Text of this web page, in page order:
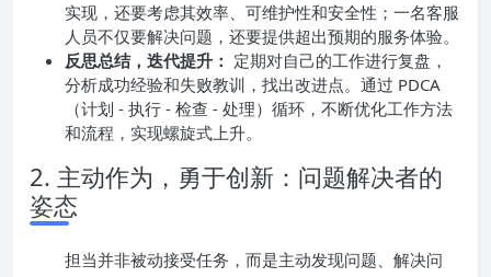
实现，还要考虑其效率、可维护性和安全性；一名客服
人员不仅要解决问题，还要提供超出预期的服务体验。
反思总结，迭代提升： 定期对自己的工作进行复盘，
分析成功经验和失败教训，找出改进点。通过 PDCA
（计划 - 执行 - 检查 - 处理）循环，不断优化工作方法
和流程，实现螺旋式上升。
2. 主动作为，勇于创新：问题解决者的
姿态
担当并非被动接受任务，而是主动发现问题、解决问